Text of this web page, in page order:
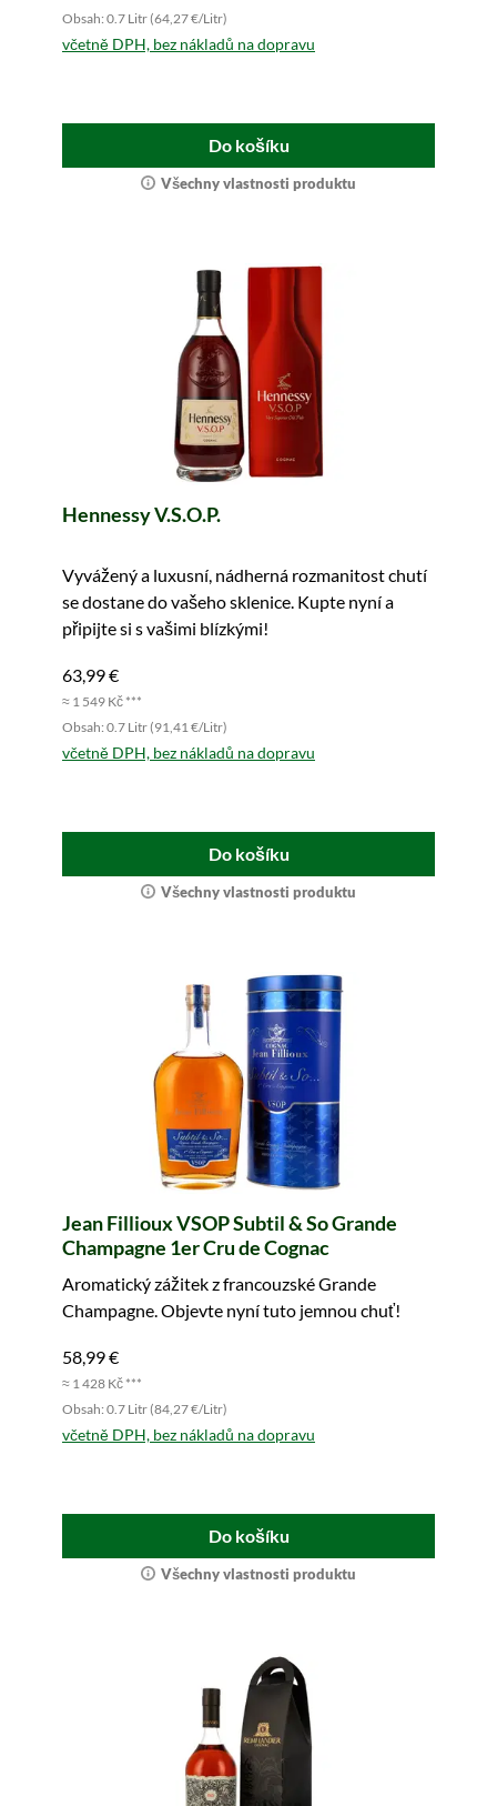
Obsah: 0.7 Litr (64,27 €/Litr)
včetně DPH, bez nákladů na dopravu
Do košíku
Všechny vlastnosti produktu
Hennessy V.S.O.P.
Vyvážený a luxusní, nádherná rozmanitost chutí
se dostane do vašeho sklenice. Kupte nyní a
připijte si s vašimi blízkými!
63,99 €
≈ 1 549 Kč ***
Obsah: 0.7 Litr (91,41 €/Litr)
včetně DPH, bez nákladů na dopravu
Do košíku
Všechny vlastnosti produktu
Jean Fillioux VSOP Subtil & So Grande
Champagne 1er Cru de Cognac
Aromatický zážitek z francouzské Grande
Champagne. Objevte nyní tuto jemnou chuť!
58,99 €
≈ 1 428 Kč ***
Obsah: 0.7 Litr (84,27 €/Litr)
včetně DPH, bez nákladů na dopravu
Do košíku
Všechny vlastnosti produktu